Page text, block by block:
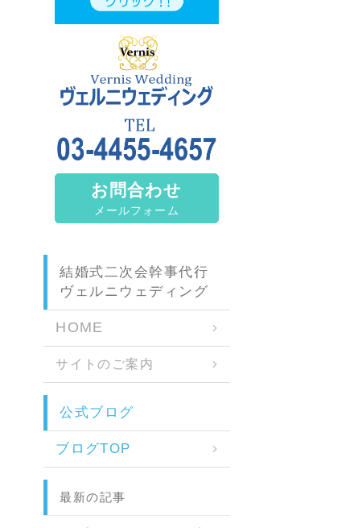
お問合わせ
メールフォーム
結婚式二次会幹事代行
ヴェルニウェディング
HOME
サイトのご案内
公式ブログ
ブログTOP
最新の記事